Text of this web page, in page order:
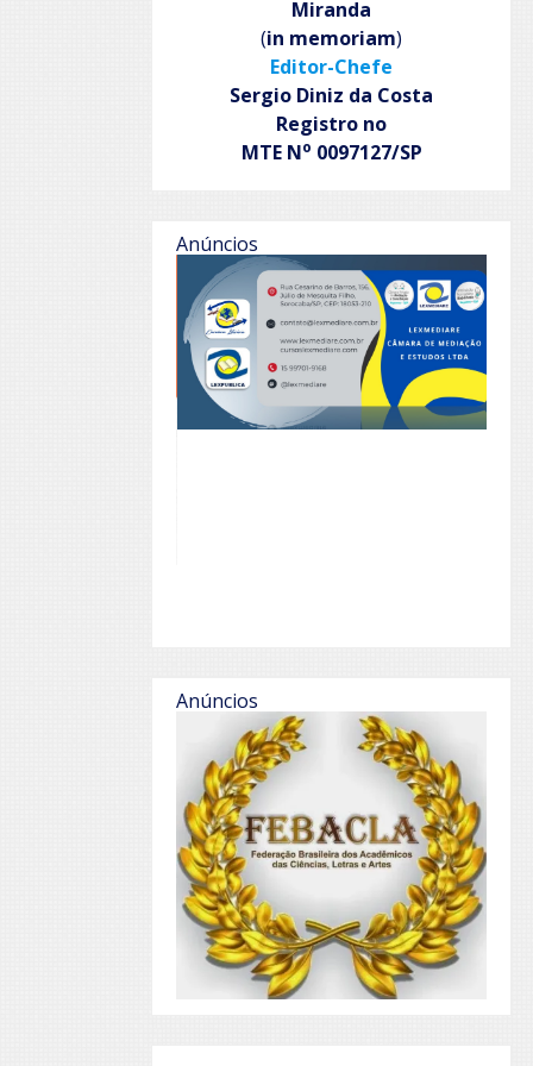
Miranda
(in memoriam)
Editor-Chefe
Sergio Diniz da Costa
Registro no
MTE No 0097127/SP
Anúncios
Anúncios